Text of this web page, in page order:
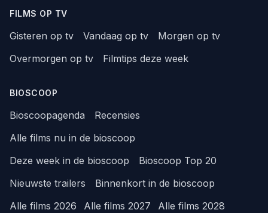
FILMS OP TV
Gisteren op tv Vandaag op tv
Morgen op tv
Overmorgen op tv
Filmtips deze week
BIOSCOOP
Bioscoopagenda
Recensies
Alle films nu in de bioscoop
Deze week in de bioscoop
Bioscoop Top 20
Nieuwste trailers
Binnenkort in de bioscoop
Alle films 2026
Alle films 2027 Alle films 2028